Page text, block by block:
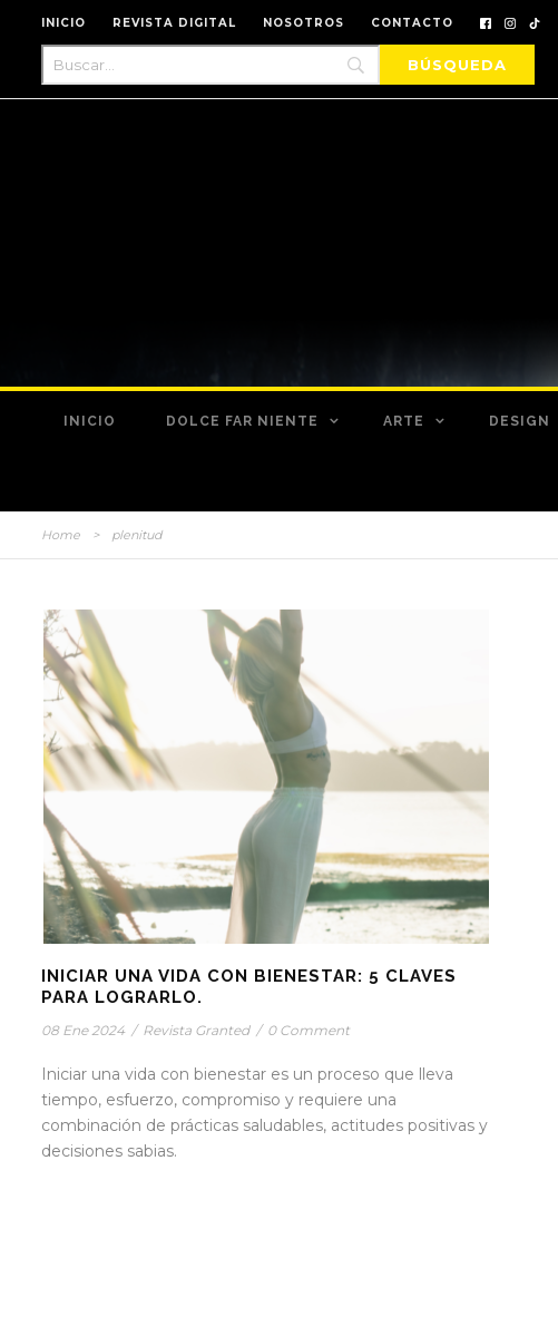
INICIO REVISTA DIGITAL NOSOTROS CONTACTO
INICIO DOLCE FAR NIENTE ARTE DESIGN
Home > plenitud
INICIAR UNA VIDA CON BIENESTAR: 5 CLAVES
PARA LOGRARLO.
08 Ene 2024 / Revista Granted / 0 Comment
Iniciar una vida con bienestar es un proceso que lleva
tiempo, esfuerzo, compromiso y requiere una
combinación de prácticas saludables, actitudes positivas y
decisiones sabias.